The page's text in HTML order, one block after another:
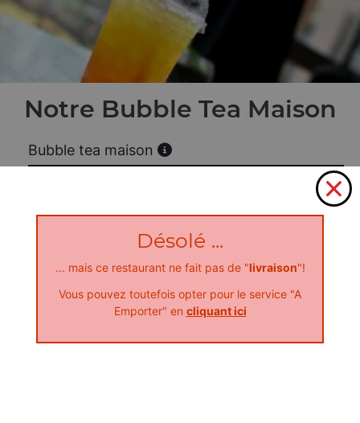
Notre Bubble Tea Maison
Bubble tea maison
Désolé ...
... mais ce restaurant ne fait pas de "livraison"!
Vous pouvez toutefois opter pour le service "A
Emporter" en cliquant ici